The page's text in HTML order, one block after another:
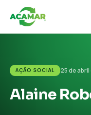
AÇÃO SOCIAL 25 de
Alaine